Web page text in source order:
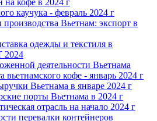
каучука - февраль 2024 г
Вьетнам: экспорт в
одежды и текстиля в
2024
деятельности Вьетнама
вьетнамского кофе - январь 2024 г
Вьетнама в январе 2024 г
порты Вьетнама в 2024 г
отрасль на начало 2024 г
перевалки контейнеров